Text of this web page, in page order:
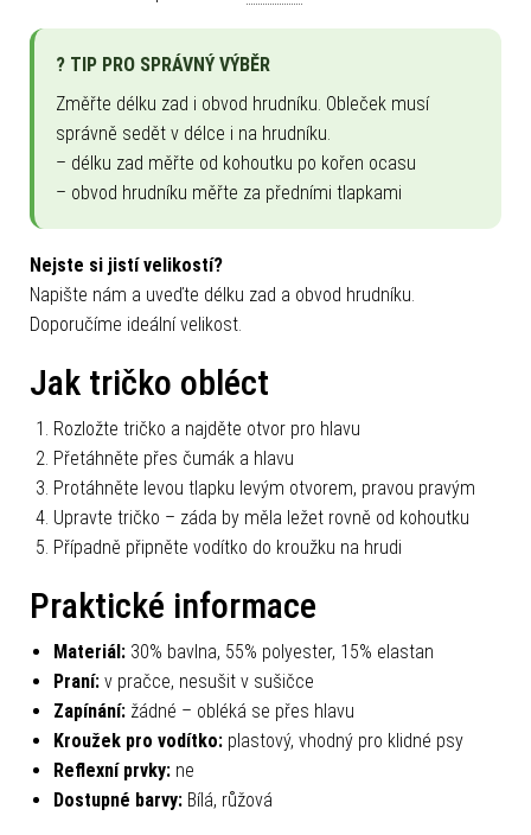
? TIP PRO SPRÁVNÝ VÝBĚR
Změřte délku zad i obvod hrudníku. Obleček musí
správně sedět v délce i na hrudníku.
– délku zad měřte od kohoutku po kořen ocasu
– obvod hrudníku měřte za předními tlapkami
Nejste si jistí velikostí?
Napište nám a uveďte délku zad a obvod hrudníku.
Doporučíme ideální velikost.
Jak tričko obléct
Rozložte tričko a najděte otvor pro hlavu
Přetáhněte přes čumák a hlavu
Protáhněte levou tlapku levým otvorem, pravou pravým
Upravte tričko – záda by měla ležet rovně od kohoutku
Případně připněte vodítko do kroužku na hrudi
Praktické informace
Materiál: 30% bavlna, 55% polyester, 15% elastan
Praní: v pračce, nesušit v sušičce
Zapínání: žádné – obléká se přes hlavu
Kroužek pro vodítko: plastový, vhodný pro klidné psy
Reflexní prvky: ne
Dostupné barvy: Bílá, růžová